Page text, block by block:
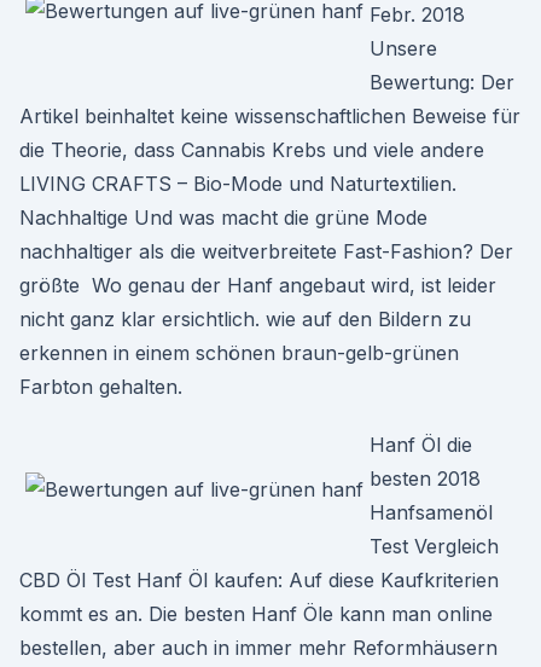
Febr. 2018
Unsere
Bewertung: Der
Artikel beinhaltet keine wissenschaftlichen Beweise für
die Theorie, dass Cannabis Krebs und viele andere
LIVING CRAFTS – Bio-Mode und Naturtextilien.
Nachhaltige Und was macht die grüne Mode
nachhaltiger als die weitverbreitete Fast-Fashion? Der
größte Wo genau der Hanf angebaut wird, ist leider
nicht ganz klar ersichtlich. wie auf den Bildern zu
erkennen in einem schönen braun-gelb-grünen
Farbton gehalten.
Hanf Öl die
besten 2018
Hanfsamenöl
Test Vergleich
CBD Öl Test Hanf Öl kaufen: Auf diese Kaufkriterien
kommt es an. Die besten Hanf Öle kann man online
bestellen, aber auch in immer mehr Reformhäusern